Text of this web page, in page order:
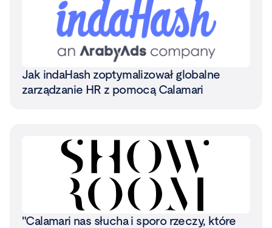
Jak indaHash zoptymalizował globalne
zarządzanie HR z pomocą Calamari
"Calamari nas słucha i sporo rzeczy, które